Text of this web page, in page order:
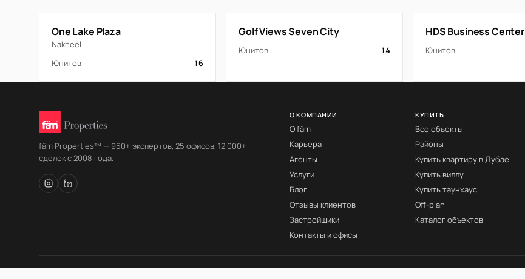
One Lake Plaza
Nakheel
Юнитов
16
Golf Views Seven City
Юнитов 14
HDS Business Center
Юнитов
fäm Properties™ — 950+ экспертов, 25 офисов, 12 000+
сделок с 2008 года.
О КОМПАНИИ
О fäm
Карьера
Агенты
Услуги
Блог
Отзывы клиентов
Застройщики
Контакты и офисы
КУПИТЬ
Все объекты
Районы
Купить квартиру в Дубае
Купить виллу
Купить таунхаус
Off-plan
Каталог объектов